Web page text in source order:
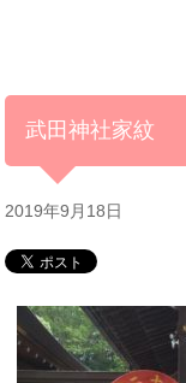
武田神社家紋
2019年9月18日